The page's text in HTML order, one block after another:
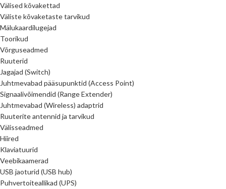
Välised kõvakettad
Väliste kõvaketaste tarvikud
Mälukaardilugejad
Toorikud
Võrguseadmed
Ruuterid
Jagajad (Switch)
Juhtmevabad pääsupunktid (Access Point)
Signaalivõimendid (Range Extender)
Juhtmevabad (Wireless) adaptrid
Ruuterite antennid ja tarvikud
Välisseadmed
Hiired
Klaviatuurid
Veebikaamerad
USB jaoturid (USB hub)
Puhvertoiteallikad (UPS)